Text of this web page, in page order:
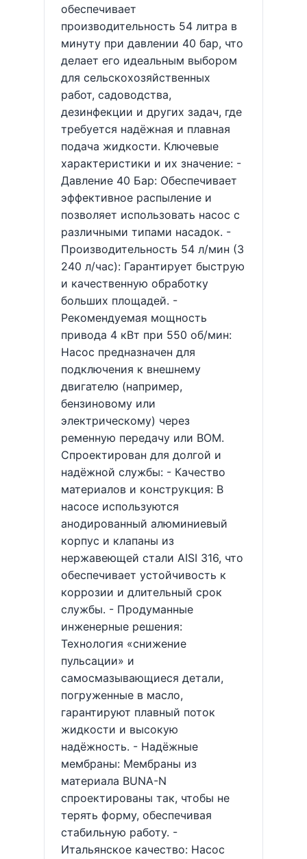
обеспечивает
производительность 54 литра в
минуту при давлении 40 бар, что
делает его идеальным выбором
для сельскохозяйственных
работ, садоводства,
дезинфекции и других задач, где
требуется надёжная и плавная
подача жидкости. Ключевые
характеристики и их значение: -
Давление 40 Бар: Обеспечивает
эффективное распыление и
позволяет использовать насос с
различными типами насадок. -
Производительность 54 л/мин (3
240 л/час): Гарантирует быструю
и качественную обработку
больших площадей. -
Рекомендуемая мощность
привода 4 кВт при 550 об/мин:
Насос предназначен для
подключения к внешнему
двигателю (например,
бензиновому или
электрическому) через
ременную передачу или ВОМ.
Спроектирован для долгой и
надёжной службы: - Качество
материалов и конструкция: В
насосе используются
анодированный алюминиевый
корпус и клапаны из
нержавеющей стали AISI 316, что
обеспечивает устойчивость к
коррозии и длительный срок
службы. - Продуманные
инженерные решения:
Технология «снижение
пульсации» и
самосмазывающиеся детали,
погруженные в масло,
гарантируют плавный поток
жидкости и высокую
надёжность. - Надёжные
мембраны: Мембраны из
материала BUNA-N
спроектированы так, чтобы не
терять форму, обеспечивая
стабильную работу. -
Итальянское качество: Насос